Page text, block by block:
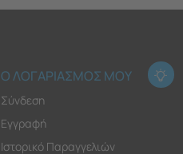
Ο ΛΟΓΑΡΙΑΣΜΟΣ ΜΟΥ
Σύνδεση
Εγγραφή
Ιστορικό Παραγγελιών